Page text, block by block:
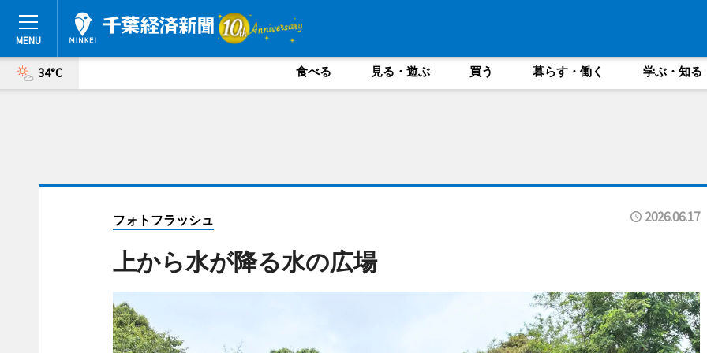
34°C 食べる 見る・遊ぶ 買う 暮らす・働く 学ぶ・知る
フォトフラッシュ 2026.06.17
上から水が降る水の広場